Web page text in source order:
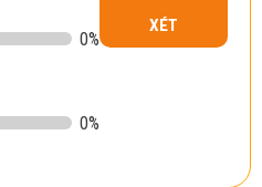
0%
0%
XÉT